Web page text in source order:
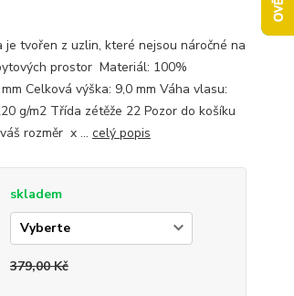
je tvořen z uzlin, které nejsou náročné na
prostor Materiál: 100%
Celková výška: 9,0 mm Váha vlasu:
g/m2 Třída zétěže 22 Pozor do košíku
rozměr x ... celý popis
skladem
379,00 Kč